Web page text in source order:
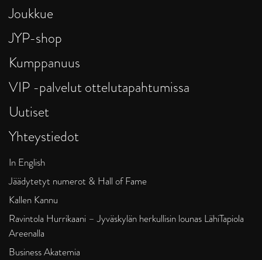
Joukkue
JYP-shop
Kumppanuus
VIP -palvelut ottelutapahtumissa
Uutiset
Yhteystiedot
In English
Jäädytetyt numerot & Hall of Fame
Kallen Kannu
Ravintola Hurrikaani – Jyväskylän herkullisin lounas LähiTapiola
Areenalla
Business Akatemia